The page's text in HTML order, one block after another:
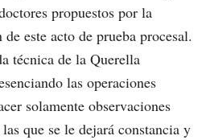
propuestos por la
este acto de prueba procesal.
técnica de la Querella
las operaciones
solamente observaciones
que se le dejará constancia y